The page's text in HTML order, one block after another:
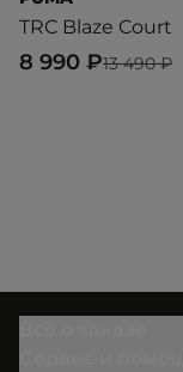
TRC Blaze Court
13 490 ₽
8 990 ₽